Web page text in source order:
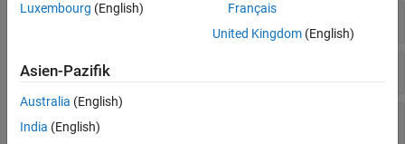
Umwandlung zwischen Typen
Quantisieren numerischer Daten
Quantisieren von Doubles mithilfe von
quantizer
Luxembourg (English)
Français
United Kingdom(English)
Asien-Pazifik
Australia (English)
India (English)